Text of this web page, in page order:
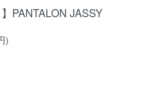
PANTALON JASSY
)